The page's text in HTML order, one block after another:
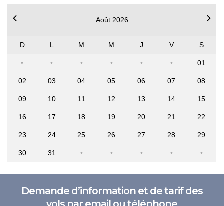
Août 2026
D L M M J V S
01
02 03 04 05 06 07 08
09 10 11 12 13 14 15
16 17 18 19 20 21 22
23 24 25 26 27 28 29
30 31
Demande d’information et de tarif des
vols par email ou téléphone